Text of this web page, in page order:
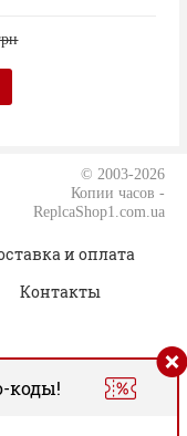
© 2003-2026
Копии часов -
ReplcaShop1.com.ua
и оплата
Контакты
96
коды!